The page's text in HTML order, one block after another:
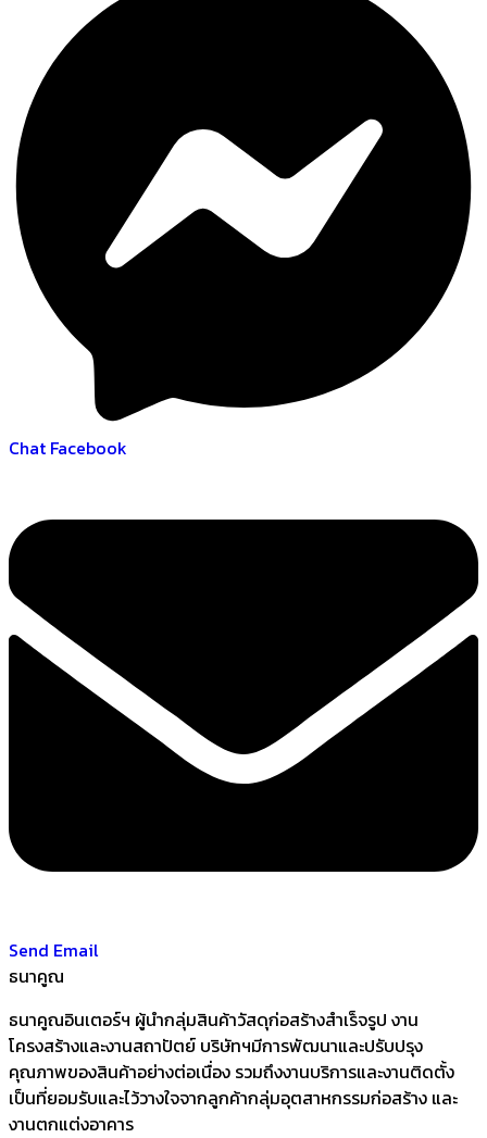
Chat Facebook
Send Email
ธนาคูณ
ธนาคูณอินเตอร์ฯ ผู้นำกลุ่มสินค้าวัสดุก่อสร้างสำเร็จรูป งาน
โครงสร้างและงานสถาปัตย์ บริษัทฯมีการพัฒนาและปรับปรุง
คุณภาพของสินค้าอย่างต่อเนื่อง รวมถึงงานบริการและงานติดตั้ง
เป็นที่ยอมรับและไว้วางใจจากลูกค้ากลุ่มอุตสาหกรรมก่อสร้าง และ
งานตกแต่งอาคาร